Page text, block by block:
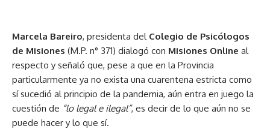
Marcela Bareiro, presidenta del Colegio de Psicólogos
de Misiones (M.P. n° 371) dialogó con Misiones Online al
respecto y señaló que, pese a que en la Provincia
particularmente ya no exista una cuarentena estricta como
sí sucedió al principio de la pandemia, aún entra en juego la
cuestión de “lo legal e ilegal”, es decir de lo que aún no se
puede hacer y lo que sí.